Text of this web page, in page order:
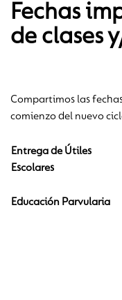
Fechas
de clases
Compartimos las
comienzo del nuevo
Entrega de Útiles
Escolares
Educación Parvularia